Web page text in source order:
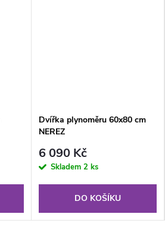
Dvířka plynoměru 60x80 cm
NEREZ
6 090 Kč
Skladem 2 ks
DO KOŠÍKU